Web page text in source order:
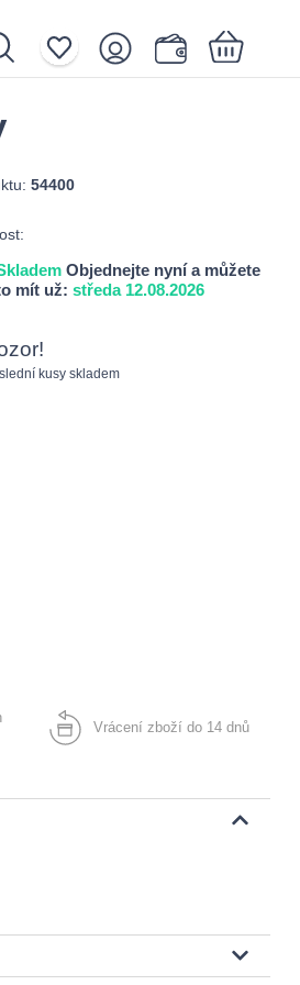
je prázdný.
54400
Objednejte nyní a můžete
mít už: středa 12.08.2026
kusy skladem
Vrácení zboží do 14 dnů